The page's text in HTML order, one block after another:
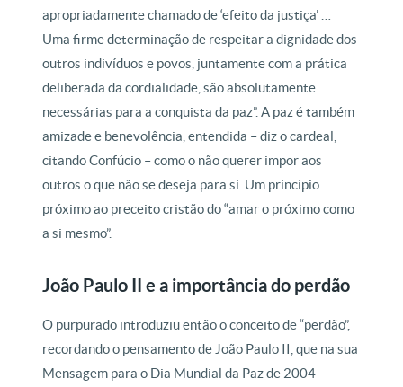
apropriadamente chamado de ‘efeito da justiça’ …
Uma firme determinação de respeitar a dignidade dos
outros indivíduos e povos, juntamente com a prática
deliberada da cordialidade, são absolutamente
necessárias para a conquista da paz”. A paz é também
amizade e benevolência, entendida – diz o cardeal,
citando Confúcio – como o não querer impor aos
outros o que não se deseja para si. Um princípio
próximo ao preceito cristão do “amar o próximo como
a si mesmo”.
João Paulo II e a importância do perdão
O purpurado introduziu então o conceito de “perdão”,
recordando o pensamento de João Paulo II, que na sua
Mensagem para o Dia Mundial da Paz de 2004